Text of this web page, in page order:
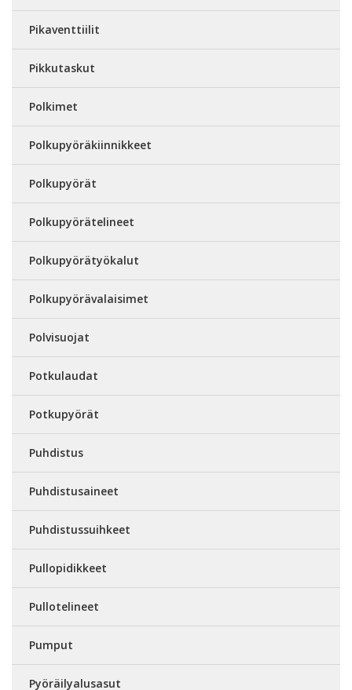
Pikaventtiilit
Pikkutaskut
Polkimet
Polkupyöräkiinnikkeet
Polkupyörät
Polkupyörätelineet
Polkupyörätyökalut
Polkupyörävalaisimet
Polvisuojat
Potkulaudat
Potkupyörät
Puhdistus
Puhdistusaineet
Puhdistussuihkeet
Pullopidikkeet
Pullotelineet
Pumput
Pyöräilyalusasut